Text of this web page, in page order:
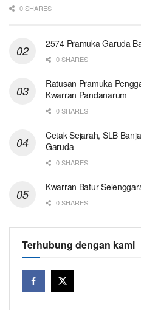
0 SHARES
2574 Pramuka Garuda
0 SHARES
Ratusan Pramuka
Kwarran Pandanarum
0 SHARES
Cetak Sejarah, SLB
Garuda
0 SHARES
Kwarran Batur
0 SHARES
Terhubung dengan kami